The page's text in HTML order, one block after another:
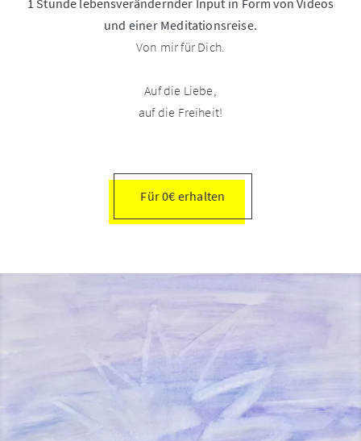
1 Stunde lebensverändernder Input in Form von Videos
und einer Meditationsreise.
Von mir für Dich.
Auf die Liebe,
auf die Freiheit!
Für 0€ erhalten